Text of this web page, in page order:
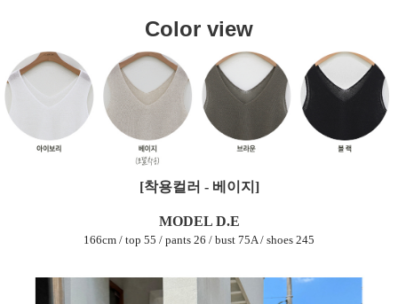
Color view
[착용컬러 - 베이지]
MODEL D.E
166cm / top 55 / pants 26 / bust 75A / shoes 245